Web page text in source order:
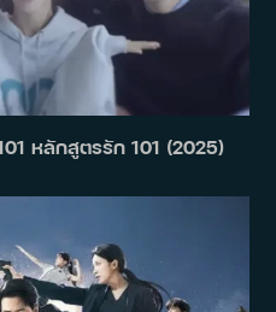
หลักสูตรรัก 101 (2025)